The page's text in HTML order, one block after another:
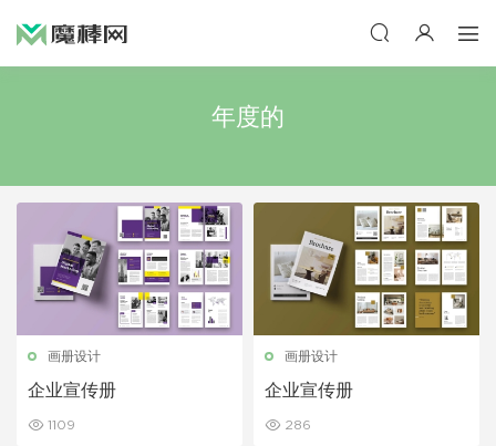
年度的
画册设计
企业宣传册
1109
画册设计
企业宣传册
286